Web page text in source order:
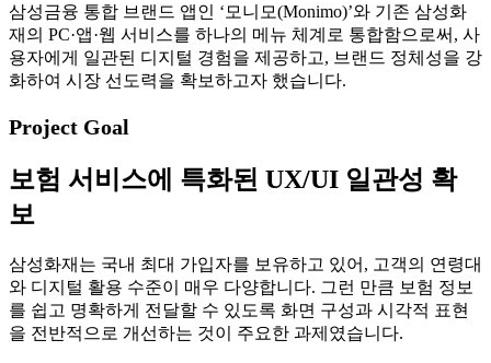
삼성금융 통합 브랜드 앱인 ‘모니모(Monimo)’와 기존 삼성화
재의 PC·앱·웹 서비스를 하나의 메뉴 체계로 통합함으로써, 사
용자에게 일관된 디지털 경험을 제공하고, 브랜드 정체성을 강
화하여 시장 선도력을 확보하고자 했습니다.
Project Goal
보험 서비스에 특화된 UX/UI 일관성 확
보
삼성화재는 국내 최대 가입자를 보유하고 있어, 고객의 연령대
와 디지털 활용 수준이 매우 다양합니다. 그런 만큼 보험 정보
를 쉽고 명확하게 전달할 수 있도록 화면 구성과 시각적 표현
을 전반적으로 개선하는 것이 주요한 과제였습니다.